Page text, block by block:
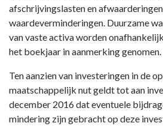
afschrijvingslasten en
waardeverminderingen. Duurzame
van vaste activa worden
het boekjaar in aanmerking genomen.
Ten aanzien van investeringen in de
maatschappelijk nut geldt tot aan
december 2016 dat eventuele
mindering zijn gebracht op deze